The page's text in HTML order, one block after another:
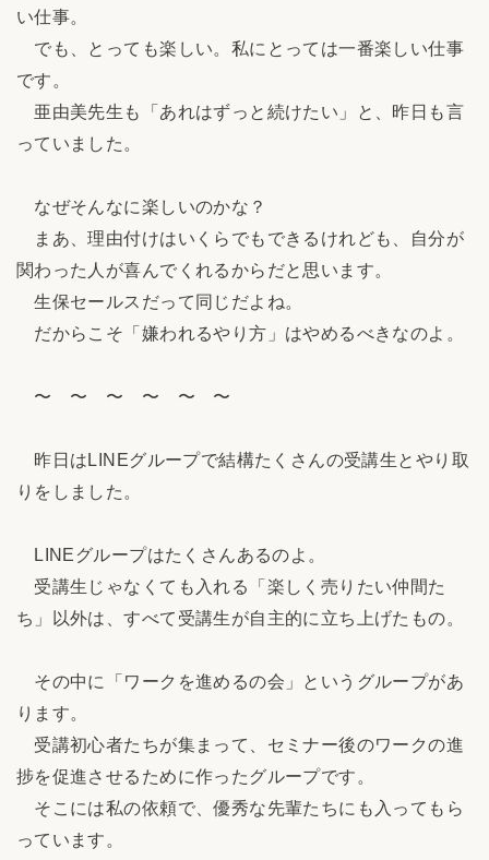
い仕事。
でも、とっても楽しい。私にとっては一番楽しい仕事
です。
亜由美先生も「あれはずっと続けたい」と、昨日も言
っていました。
なぜそんなに楽しいのかな？
まあ、理由付けはいくらでもできるけれども、自分が
関わった人が喜んでくれるからだと思います。
生保セールスだって同じだよね。
だからこそ「嫌われるやり方」はやめるべきなのよ。
〜 〜 〜 〜 〜 〜
昨日はLINEグループで結構たくさんの受講生とやり取
りをしました。
LINEグループはたくさんあるのよ。
受講生じゃなくても入れる「楽しく売りたい仲間た
ち」以外は、すべて受講生が自主的に立ち上げたもの。
その中に「ワークを進めるの会」というグループがあ
ります。
受講初心者たちが集まって、セミナー後のワークの進
捗を促進させるために作ったグループです。
そこには私の依頼で、優秀な先輩たちにも入ってもら
っています。